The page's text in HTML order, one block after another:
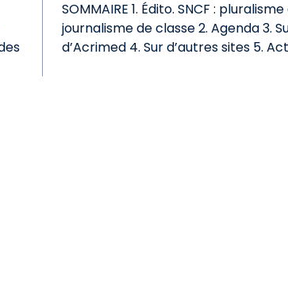
SOMMAIRE 1. Édito. SNCF :
journalisme de classe 2. Agenda 3.
d’Acrimed 4. Sur d’autres sites 5.